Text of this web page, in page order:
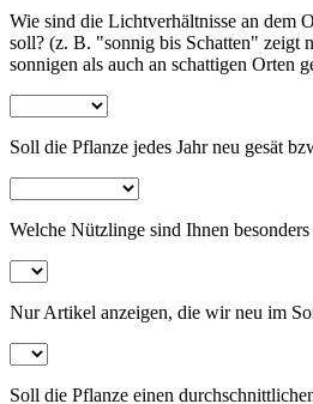
Wie sind die Lichtverhältnisse an dem
soll? (z. B. "sonnig bis Schatten" zeigt
sonnigen als auch an schattigen Orten
Soll die Pflanze jedes Jahr neu gesät
Welche Nützlinge sind Ihnen
Nur Artikel anzeigen, die wir neu im
Soll die Pflanze einen